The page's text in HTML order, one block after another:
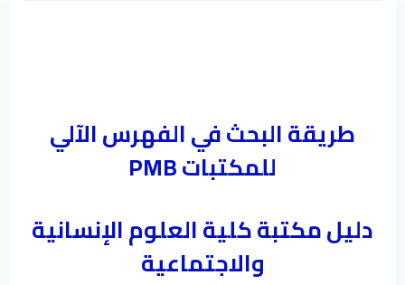
طريقة البحث في الفهرس الآلي
للمكتبات PMB
دليل مكتبة كلية العلوم الإنسانية
والاجتماعية